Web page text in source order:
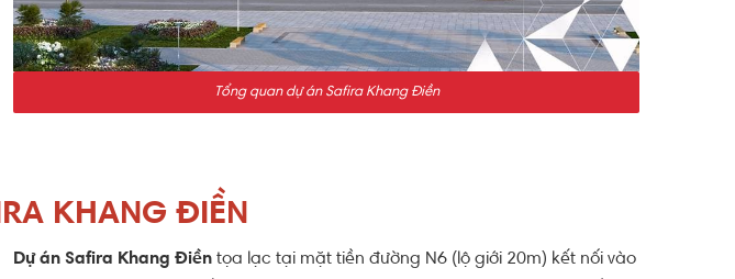
Tổng quan dự án Safira Khang Điền
KHANG ĐIỀN
Dự án Safira Khang Điền tọa lạc tại mặt tiền đường N6 (lộ giới 20m) kết nối vào